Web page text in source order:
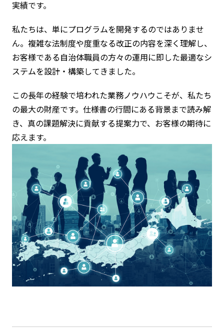
実績です。
私たちは、単にプログラムを開発するのではありませ
ん。複雑な法制度や度重なる改正の内容を深く理解し、
お客様である自治体職員の方々の運用に即した最適なシ
ステムを設計・構築してきました。
この長年の経験で培われた業務ノウハウこそが、私たち
の最大の財産です。仕様書の行間にある背景まで読み解
き、真の課題解決に貢献する提案力で、お客様の期待に
応えます。